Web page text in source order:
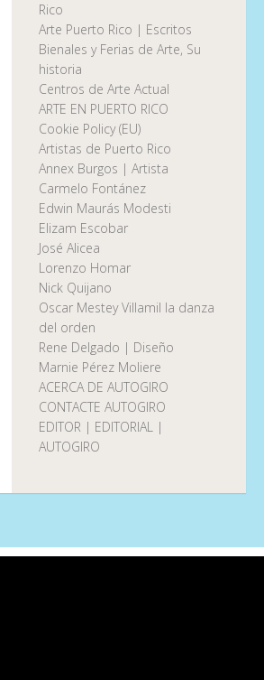
Rico
Arte Puerto Rico | Escritos
Bienales y Ferias de Arte, Su
historia
Centros de Arte Actual
ARTE EN PUERTO RICO
Cookie Policy (EU)
Artistas de Puerto Rico
Annex Burgos | Artista
Carmelo Fontánez
Edwin Maurás Modesti
Elizam Escobar
José Alicea
Lorenzo Homar
Nick Quijano
Oscar Mestey Villamil la danza
del orden
Rene Delgado | Diseño
Marnie Pérez Moliere
ACERCA DE AUTOGIRO
CONTACTE AUTOGIRO
EDITOR | EDITORIAL |
AUTOGIRO